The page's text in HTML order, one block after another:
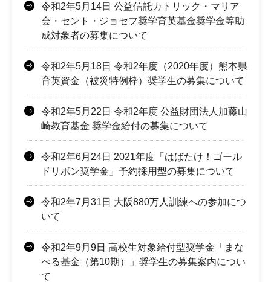
令和2年5月14日 公益信託カトリック・マリア
会・セント・ジョセフ奨学育英基金奨学金等助
成対象者の募集について
令和2年5月18日 令和2年度（2020年度）熊本県
育英資金（被災特例枠）奨学生の募集について
令和2年5月22日 令和2年度 公益財団法人加藤山
崎教育基金 奨学金給付の募集について
令和2年6月24日 2021年度「はばたけ！ゴール
ドリボン奨学金」予約採用型の募集について
令和2年7月31日 大阪880万人訓練への参加につ
いて
令和2年9月9日 高校生対象給付型奨学金「まな
べる基金（第10期）」奨学生の募集案内につい
て